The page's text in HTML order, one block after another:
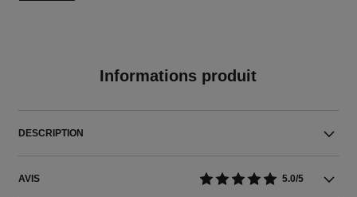
Informations produit
DESCRIPTION
AVIS 5.0/5